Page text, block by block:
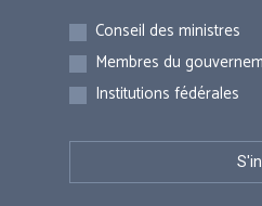
Inscriptions
Conseil des ministres
Membres du
Institutions fédérales